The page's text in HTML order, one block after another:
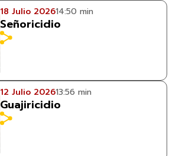
18 Julio 202614:50 min
Señoricidio
12 Julio 202613:56 min
Guajiricidio